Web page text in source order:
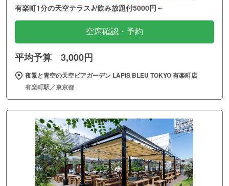
有楽町1分の天空テラス♪/飲み放題付5000円～
空席確認・予約
平均予算 3,000円
夜景と青空の天空ビアガーデン LAPIS BLEU TOKYO 有楽町店
有楽町駅／東京都